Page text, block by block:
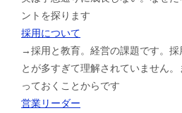
ントを探ります
採用について
→採用と教育。経営の課題です。採
とが多すぎて理解されていません
っておくことからです
営業リーダー